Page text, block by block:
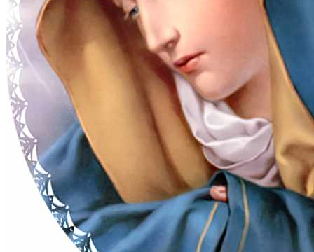
Shtoja te tre kullaçet e para
... Jezu, i cili na rrit besimin.
... Jezu, i cili na forcon shpresën.